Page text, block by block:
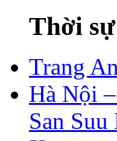
Thời
Trang
Hà Nội
San